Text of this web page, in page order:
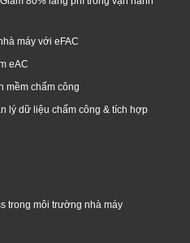
máy với eFAC
eAC
mềm chấm công
lý dữ liệu chấm công & tích hợp
trong môi trường nhà máy